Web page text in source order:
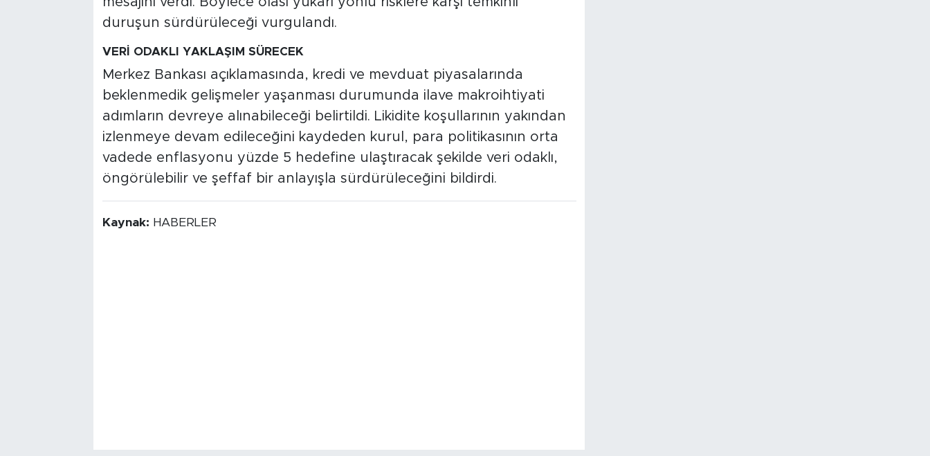
duruşun sürdürüleceği vurgulandı.
VERİ ODAKLI YAKLAŞIM SÜRECEK
Merkez Bankası açıklamasında, kredi ve mevduat piyasalarında
beklenmedik gelişmeler yaşanması durumunda ilave makroihtiyati
adımların devreye alınabileceği belirtildi. Likidite koşullarının yakından
izlenmeye devam edileceğini kaydeden kurul, para politikasının orta
vadede enflasyonu yüzde 5 hedefine ulaştıracak şekilde veri odaklı,
öngörülebilir ve şeffaf bir anlayışla sürdürüleceğini bildirdi.
Kaynak: HABERLER